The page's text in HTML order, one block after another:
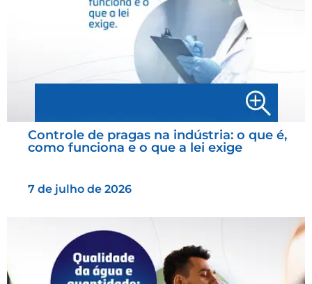
Controle de pragas na indústria: o que é,
como funciona e o que a lei exige
7 de julho de 2026